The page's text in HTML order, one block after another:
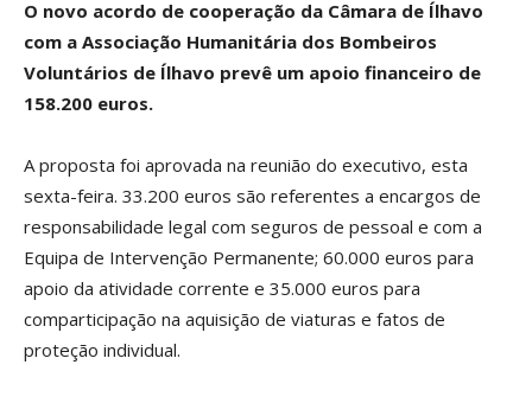
O novo acordo de cooperação da Câmara de Ílhavo
com a Associação Humanitária dos Bombeiros
Voluntários de Ílhavo prevê um apoio financeiro de
158.200 euros.
A proposta foi aprovada na reunião do executivo, esta
sexta-feira. 33.200 euros são referentes a encargos de
responsabilidade legal com seguros de pessoal e com a
Equipa de Intervenção Permanente; 60.000 euros para
apoio da atividade corrente e 35.000 euros para
comparticipação na aquisição de viaturas e fatos de
proteção individual.